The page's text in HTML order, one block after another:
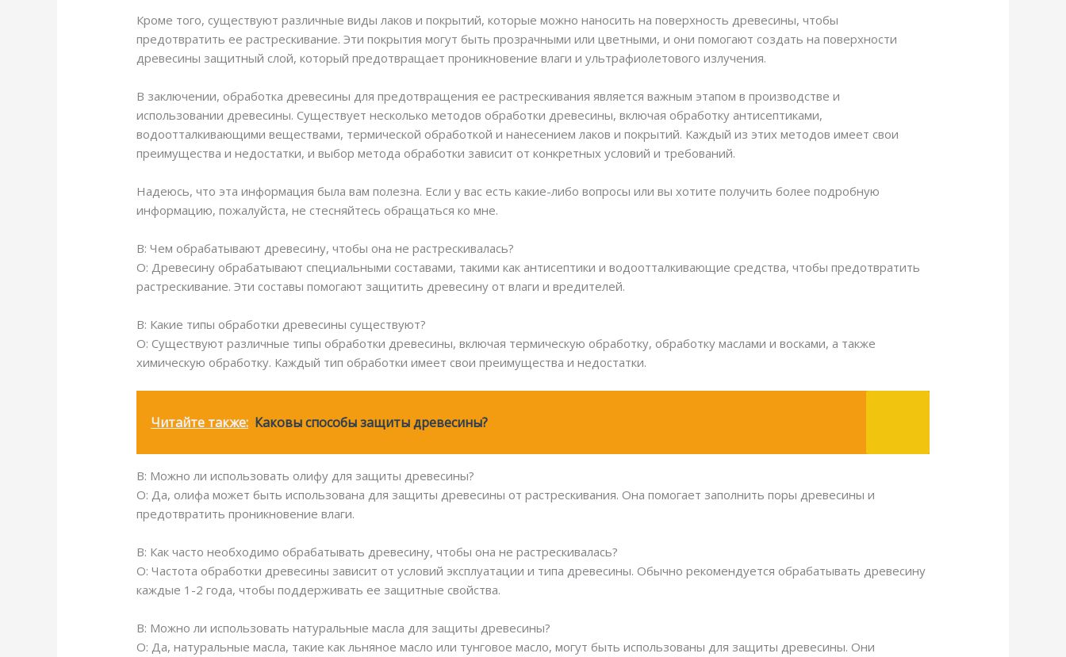
Кроме того, существуют различные виды лаков и покрытий, которые можно наносить на поверхность древесины, чтобы
предотвратить ее растрескивание. Эти покрытия могут быть прозрачными или цветными, и они помогают создать на поверхности
древесины защитный слой, который предотвращает проникновение влаги и ультрафиолетового излучения.
В заключении, обработка древесины для предотвращения ее растрескивания является важным этапом в производстве и
использовании древесины. Существует несколько методов обработки древесины, включая обработку антисептиками,
водоотталкивающими веществами, термической обработкой и нанесением лаков и покрытий. Каждый из этих методов имеет свои
преимущества и недостатки, и выбор метода обработки зависит от конкретных условий и требований.
Надеюсь, что эта информация была вам полезна. Если у вас есть какие-либо вопросы или вы хотите получить более подробную
информацию, пожалуйста, не стесняйтесь обращаться ко мне.
В: Чем обрабатывают древесину, чтобы она не растрескивалась?
О: Древесину обрабатывают специальными составами, такими как антисептики и водоотталкивающие средства, чтобы предотвратить
растрескивание. Эти составы помогают защитить древесину от влаги и вредителей.
В: Какие типы обработки древесины существуют?
О: Существуют различные типы обработки древесины, включая термическую обработку, обработку маслами и восками, а также
химическую обработку. Каждый тип обработки имеет свои преимущества и недостатки.
Читайте также: Каковы способы защиты древесины?
В: Можно ли использовать олифу для защиты древесины?
О: Да, олифа может быть использована для защиты древесины от растрескивания. Она помогает заполнить поры древесины и
предотвратить проникновение влаги.
В: Как часто необходимо обрабатывать древесину, чтобы она не растрескивалась?
О: Частота обработки древесины зависит от условий эксплуатации и типа древесины. Обычно рекомендуется обрабатывать древесину
каждые 1-2 года, чтобы поддерживать ее защитные свойства.
В: Можно ли использовать натуральные масла для защиты древесины?
О: Да, натуральные масла, такие как льняное масло или тунговое масло, могут быть использованы для защиты древесины. Они